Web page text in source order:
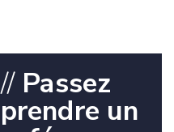
//Passez
prendre un